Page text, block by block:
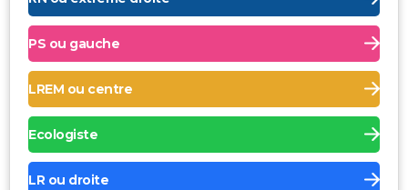
PS ou gauche
LREM ou centre
Ecologiste
LR ou droite